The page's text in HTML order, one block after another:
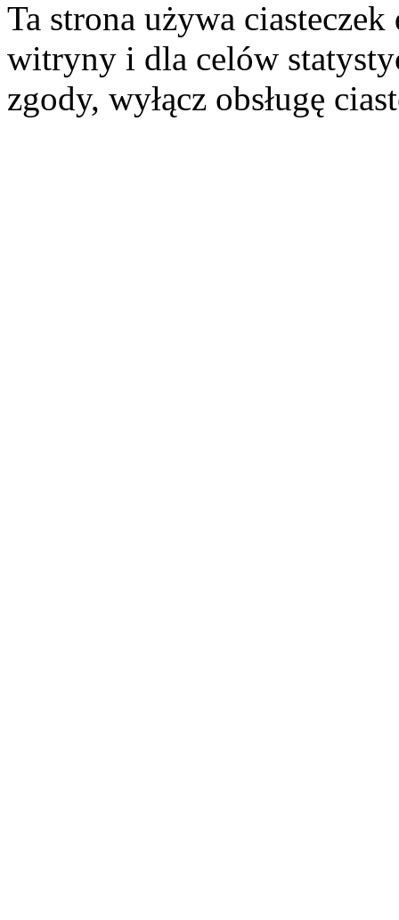
Ta strona używa
witryny i dla celów
zgody, wyłącz obsługę